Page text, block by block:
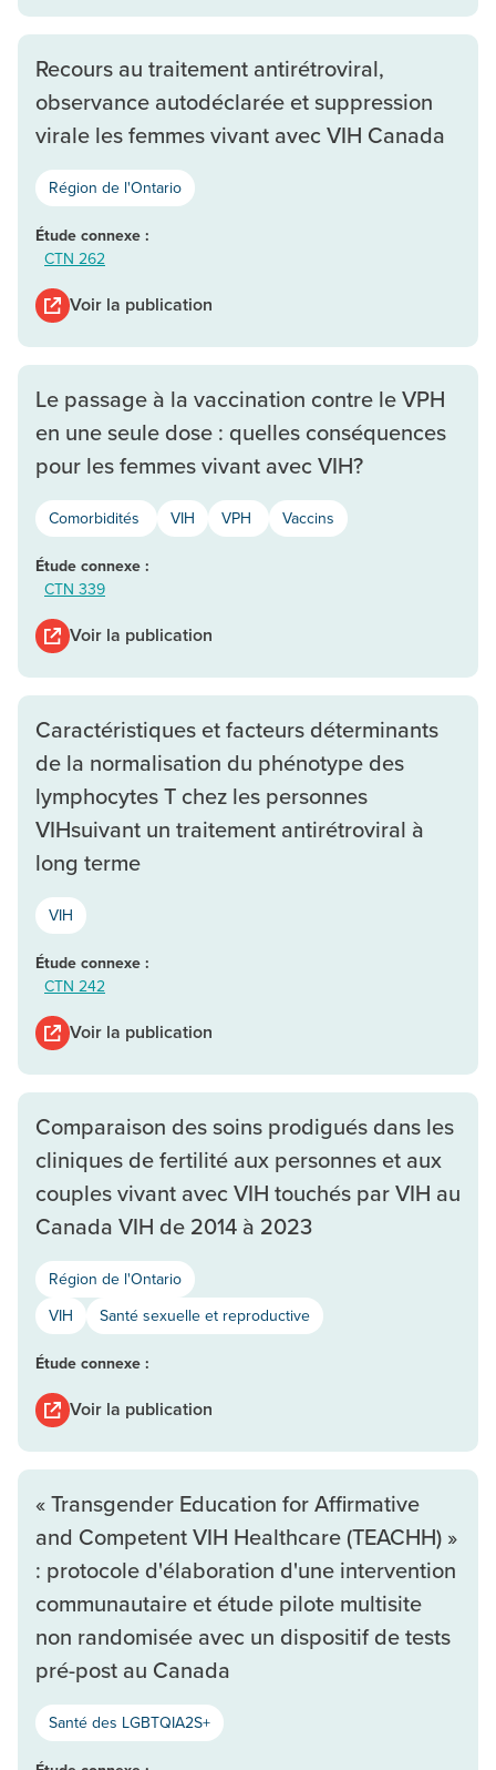
Recours au traitement antirétroviral,
observance autodéclarée et suppression
virale les femmes vivant avec VIH Canada
Région de l'Ontario
Étude connexe :
CTN 262
Voir la publication
Le passage à la vaccination contre le VPH
en une seule dose : quelles conséquences
pour les femmes vivant avec VIH?
Comorbidités VIH VPH Vaccins
Étude connexe :
CTN 339
Voir la publication
Caractéristiques et facteurs déterminants
de la normalisation du phénotype des
lymphocytes T chez les personnes
VIHsuivant un traitement antirétroviral à
long terme
VIH
Étude connexe :
CTN 242
Voir la publication
Comparaison des soins prodigués dans les
cliniques de fertilité aux personnes et aux
couples vivant avec VIH touchés par VIH au
Canada VIH de 2014 à 2023
Région de l'Ontario
VIH
Santé sexuelle et reproductive
Étude connexe :
Voir la publication
« Transgender Education for Affirmative
and Competent VIH Healthcare (TEACHH) »
: protocole d'élaboration d'une intervention
communautaire et étude pilote multisite
non randomisée avec un dispositif de tests
pré-post au Canada
Santé des LGBTQIA2S+